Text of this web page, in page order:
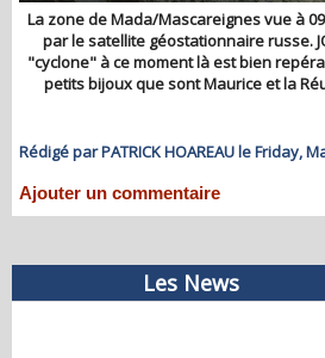
La zone de Mada/Mascareignes vue à
par le satellite géostationnaire russe.
"cyclone" à ce moment là est bien
petits bijoux que sont Maurice et la
Rédigé par PATRICK HOAREAU le Friday,
Ajouter un commentaire
Les News